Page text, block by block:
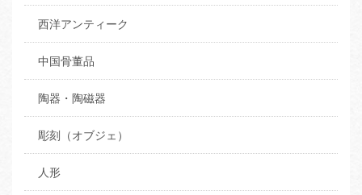
西洋アンティーク
中国骨董品
陶器・陶磁器
彫刻（オブジェ）
人形